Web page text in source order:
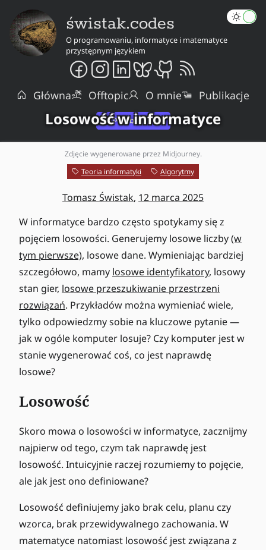
świstak.codes
O programowaniu, informatyce i matematyce
przystępnym językiem
Główna Offtopic O mnie Publikacje
Losowość w informatyce
Zdjęcie wygenerowane przez Midjourney.
Teoria informatyki
Algorytmy
Tomasz Świstak, 12 marca 2025
W informatyce bardzo często spotykamy się z
pojęciem losowości. Generujemy losowe liczby(w
tym pierwsze), losowe dane. Wymieniając bardziej
szczegółowo, mamy losowe identyfikatory, losowy
stan gier, losowe przeszukiwanie przestrzeni
rozwiązań. Przykładów można wymieniać wiele,
tylko odpowiedzmy sobie na kluczowe pytanie —
jak w ogóle komputer losuje? Czy komputer jest w
stanie wygenerować coś, co jest naprawdę
losowe?
Losowość
Skoro mowa o losowości w informatyce, zacznijmy
najpierw od tego, czym tak naprawdę jest
losowość. Intuicyjnie raczej rozumiemy to pojęcie,
ale jak jest ono definiowane?
Losowość definiujemy jako brak celu, planu czy
wzorca, brak przewidywalnego zachowania. W
matematyce natomiast losowość jest związana z